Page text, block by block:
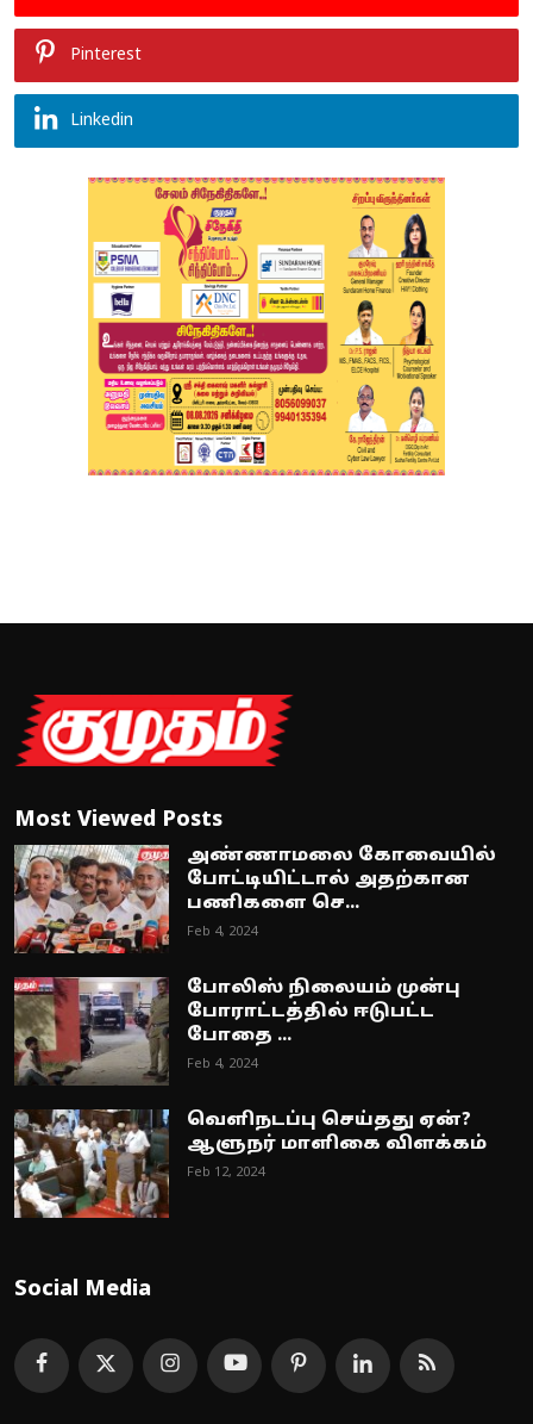
Pinterest
Linkedin
Most Viewed Posts
அண்ணாமலை கோவையில்
போட்டியிட்டால் அதற்கான
பணிகளை செ...
Feb 4, 2024
போலிஸ் நிலையம் முன்பு
போராட்டத்தில் ஈடுபட்ட
போதை ...
Feb 4, 2024
வெளிநடப்பு செய்தது ஏன்?
ஆளுநர் மாளிகை விளக்கம்
Feb 12, 2024
Social Media